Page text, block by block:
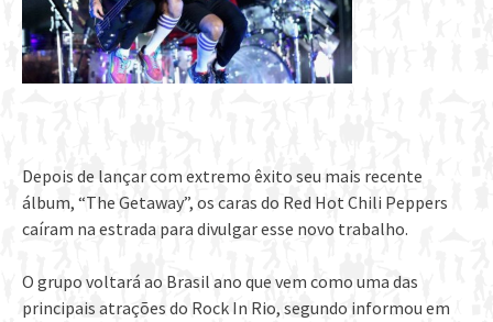
Depois de lançar com extremo êxito seu mais recente
álbum, “The Getaway”, os caras do Red Hot Chili Peppers
caíram na estrada para divulgar esse novo trabalho.
O grupo voltará ao Brasil ano que vem como uma das
principais atrações do Rock In Rio, segundo informou em